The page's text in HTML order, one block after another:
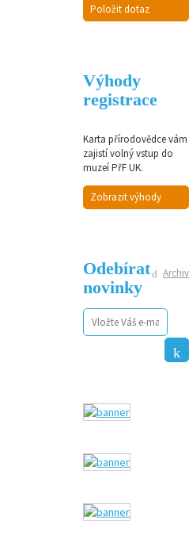
Položit dotaz
Výhody
registrace
Karta přírodovědce vám
zajistí volný vstup do
muzeí PřF UK.
Zobrazit výhody
Archiv
Odebírat
novinky